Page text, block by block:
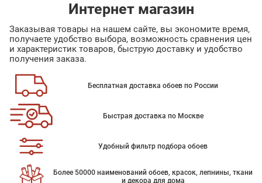
Интернет магазин
Заказывая товары на нашем сайте, вы экономите время,
получаете удобство выбора, возможность сравнения цен
и характеристик товаров, быструю доставку и удобство
получения заказа.
Бесплатная доставка обоев по России
Быстрая доставка по Москве
Удобный фильтр подбора обоев
Более 50000 наименований обоев, красок, лепнины, ткани
и декора для дома